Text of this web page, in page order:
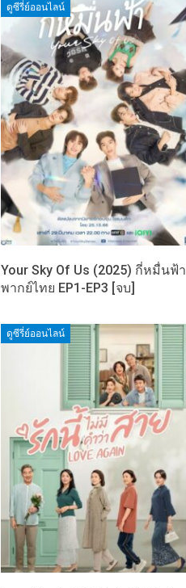
ดูซีรี่ย์ออนไลน์
Your Sky Of Us (2025) กี่หมื่นฟ้า
พากย์ไทย EP1-EP3 [จบ]
ดูซีรี่ย์ออนไลน์